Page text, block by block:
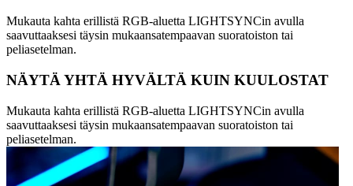
Mukauta kahta erillistä RGB-aluetta LIGHTSYNCin avulla
saavuttaaksesi täysin mukaansatempaavan suoratoiston tai
peliasetelman.
NÄYTÄ YHTÄ HYVÄLTÄ KUIN KUULOSTAT
Mukauta kahta erillistä RGB-aluetta LIGHTSYNCin avulla
saavuttaaksesi täysin mukaansatempaavan suoratoiston tai
peliasetelman.